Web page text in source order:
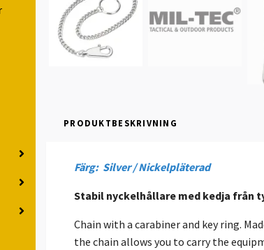
PRODUKTBESKRIVNING
Färg: Silver / Nickelpläterad
Stabil nyckelhållare med kedja från
Chain with a carabiner and key ring.
the chain allows you to carry the